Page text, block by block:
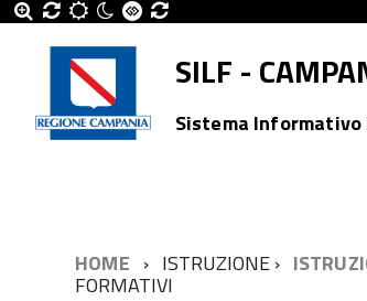
SILF -
Sistema Informativo
HOME ISTRUZIONE
FORMATIVI